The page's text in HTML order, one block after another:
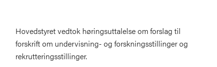
Hovedstyret vedtok høringsuttalelse om forslag til
forskrift om undervisning- og forskningsstillinger og
rekrutteringsstillinger.